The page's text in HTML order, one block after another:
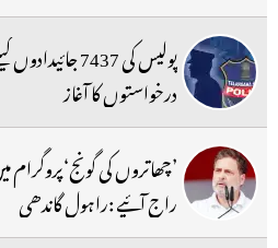
درخواستوں کا آغاز
’چھاتروں کی
راج آئیے :راہول گاندھی